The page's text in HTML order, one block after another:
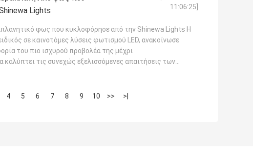
Lights
11:06:25]
φως που κυκλοφόρησε από την Shinewa Lights Η
σε καινοτόμες λύσεις φωτισμού LED, ανακοίνωσε
του πιο ισχυρού προβολέα της μέχρι
καλύπτει τις συνεχώς εξελισσόμενες απαιτήσεις των
4 5 6 7 8 9 10 >> >|